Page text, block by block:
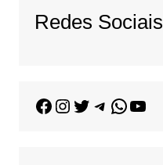
Redes Sociais